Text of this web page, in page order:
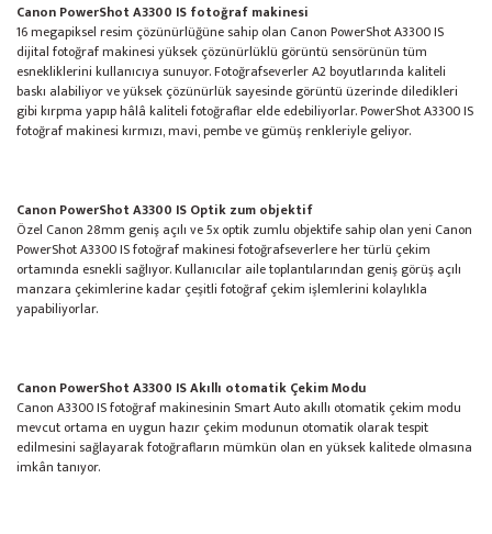
Canon PowerShot A3300 IS fotoğraf makinesi
16 megapiksel resim çözünürlüğüne sahip olan Canon PowerShot A3300 IS
dijital fotoğraf makinesi yüksek çözünürlüklü görüntü sensörünün tüm
esnekliklerini kullanıcıya sunuyor. Fotoğrafseverler A2 boyutlarında kaliteli
baskı alabiliyor ve yüksek çözünürlük sayesinde görüntü üzerinde diledikleri
gibi kırpma yapıp hâlâ kaliteli fotoğraflar elde edebiliyorlar. PowerShot A3300 IS
fotoğraf makinesi kırmızı, mavi, pembe ve gümüş renkleriyle geliyor.
Canon PowerShot A3300 IS Optik zum objektif
Özel Canon 28mm geniş açılı ve 5x optik zumlu objektife sahip olan yeni Canon
PowerShot A3300 IS fotoğraf makinesi fotoğrafseverlere her türlü çekim
ortamında esnekli sağlıyor. Kullanıcılar aile toplantılarından geniş görüş açılı
manzara çekimlerine kadar çeşitli fotoğraf çekim işlemlerini kolaylıkla
yapabiliyorlar.
Canon PowerShot A3300 IS Akıllı otomatik Çekim Modu
Canon A3300 IS fotoğraf makinesinin Smart Auto akıllı otomatik çekim modu
mevcut ortama en uygun hazır çekim modunun otomatik olarak tespit
edilmesini sağlayarak fotoğrafların mümkün olan en yüksek kalitede olmasına
imkân tanıyor.